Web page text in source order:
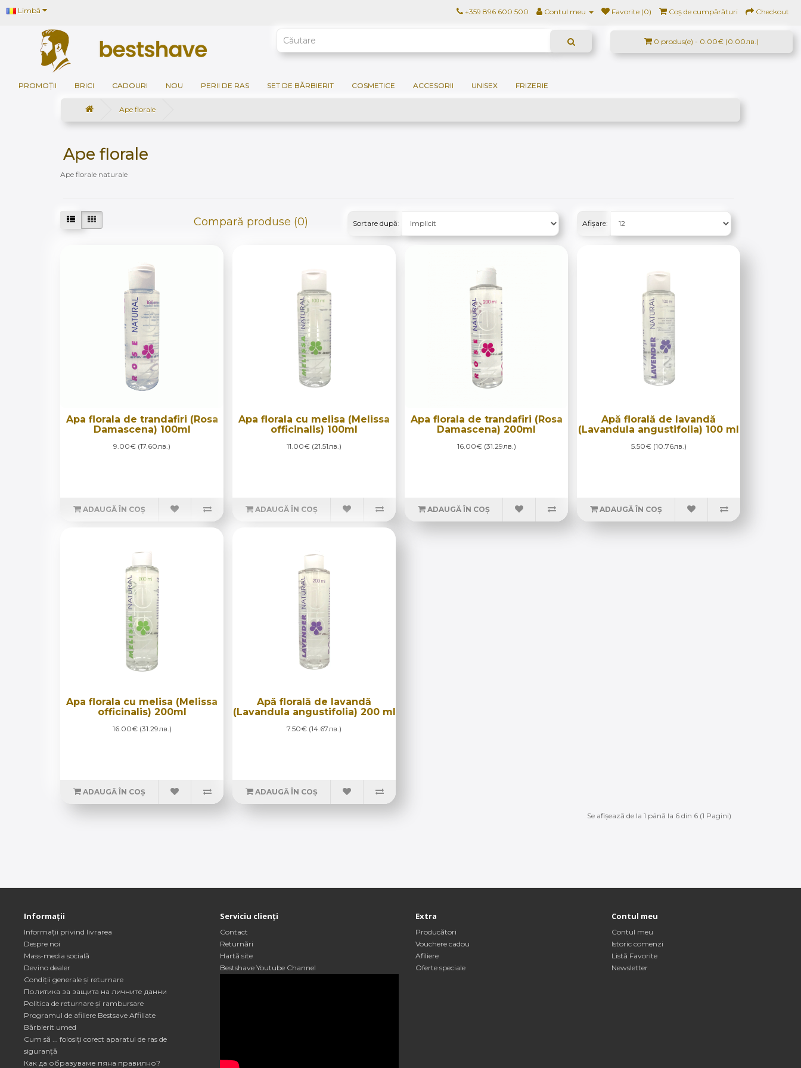
Limbă +359 896 600 500 Contul meu Favorite (0) Coș de cumpărături Checkout
0 produs(e) - 0.00€ (0.00лв.)
PROMOȚII BRICI CADOURI NOU PERII DE RAS SET DE BĂRBIERIT COSMETICE ACCESORII UNISEX FRIZERIE
Ape florale
Ape florale
Ape florale naturale
Compară produse (0) Sortare după: Afișare:
Apa florala de trandafiri (Rosa
Damascena) 100ml
9.00€ (17.60лв.)
ADAUGĂ ÎN COȘ
Apa florala cu melisa (Melissa
officinalis) 100ml
11.00€ (21.51лв.)
ADAUGĂ ÎN COȘ
Apa florala de trandafiri (Rosa
Damascena) 200ml
16.00€ (31.29лв.)
ADAUGĂ ÎN COȘ
Apă florală de lavandă
(Lavandula angustifolia) 100 ml
5.50€ (10.76лв.)
ADAUGĂ ÎN COȘ
Apa florala cu melisa (Melissa
officinalis) 200ml
16.00€ (31.29лв.)
ADAUGĂ ÎN COȘ
Apă florală de lavandă
(Lavandula angustifolia) 200 ml
7.50€ (14.67лв.)
ADAUGĂ ÎN COȘ
Se afişează de la 1 până la 6 din 6 (1 Pagini)
Informații
Informații privind livrarea
Despre noi
Mass-media socială
Devino dealer
Condiții generale și returnare
Политика за защита на личните данни
Politica de returnare și rambursare
Programul de afiliere Bestsave Affiliate
Bărbierit umed
Cum să ... folosiți corect aparatul de ras de
siguranță
Как да образуваме пяна правилно?
Serviciu clienți
Contact
Returnări
Hartă site
Bestshave Youtube Channel
Extra
Producători
Vouchere cadou
Afiliere
Oferte speciale
Contul meu
Contul meu
Istoric comenzi
Listă Favorite
Newsletter